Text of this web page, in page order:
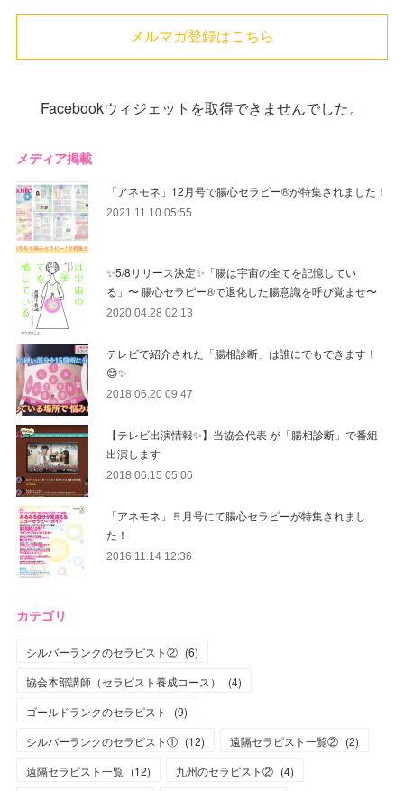
メルマガ登録はこちら
Facebookウィジェットを取得できませんでした。
メディア掲載
「アネモネ」12月号で腸心セラピー®︎が特集されました！
2021.11.10 05:55
✨5/8リリース決定✨「腸は宇宙の全てを記憶してい
る」〜 腸心セラピー®︎で退化した腸意識を呼び覚ませ〜
2020.04.28 02:13
テレビで紹介された「腸相診断」は誰にでもできます！
😊✨
2018.06.20 09:47
【テレビ出演情報✨】当協会代表 が「腸相診断」で番組
出演します
2018.06.15 05:06
「アネモネ」５月号にて腸心セラピーが特集されまし
た！
2016.11.14 12:36
カテゴリ
シルバーランクのセラピスト② (6)
協会本部講師（セラピスト養成コース）
(4)
ゴールドランクのセラピスト
(9)
シルバーランクのセラピスト① (12) 遠隔セラピスト一覧② (2)
遠隔セラピスト一覧 (12) 九州のセラピスト② (4)